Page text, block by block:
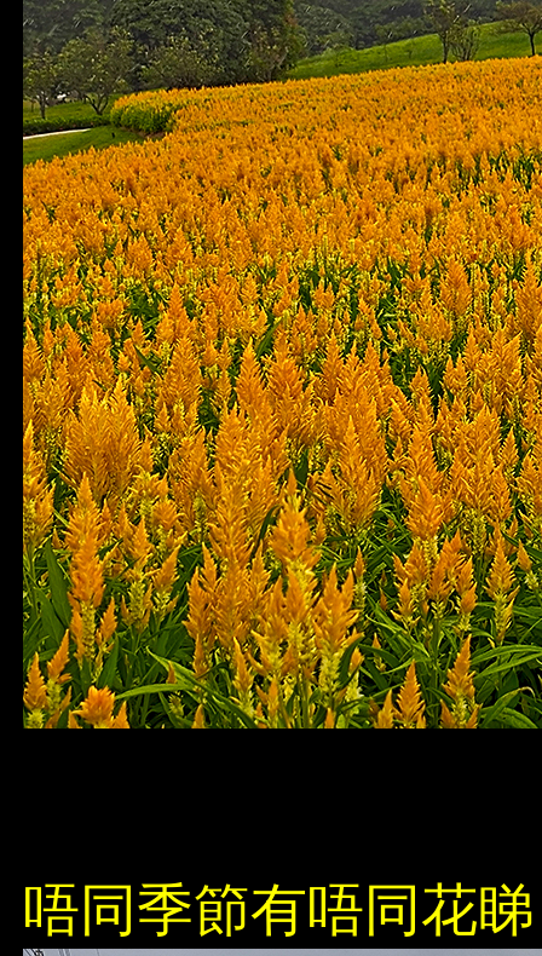
唔同季節有唔同花睇